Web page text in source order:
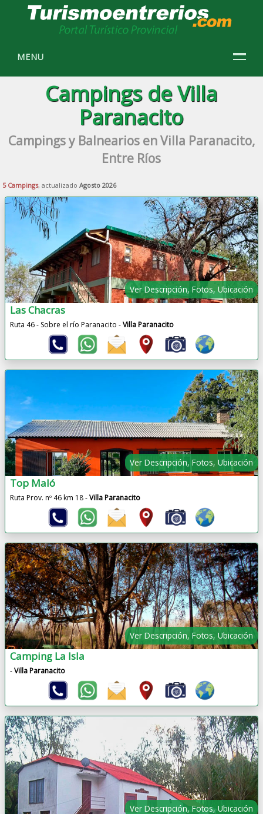
MENU
Campings de Villa
Paranacito
Campings y Balnearios en Villa Paranacito,
Entre Ríos
5 Campings, actualizadoAgosto 2026
Ver Descripción, Fotos, Ubicación
Las Chacras
Ruta 46 - Sobre el río Paranacito -Villa Paranacito
Ver Descripción, Fotos, Ubicación
Top Maló
Ruta Prov. nº 46 km 18 -Villa Paranacito
Ver Descripción, Fotos, Ubicación
Camping La Isla
-Villa Paranacito
Ver Descripción, Fotos, Ubicación